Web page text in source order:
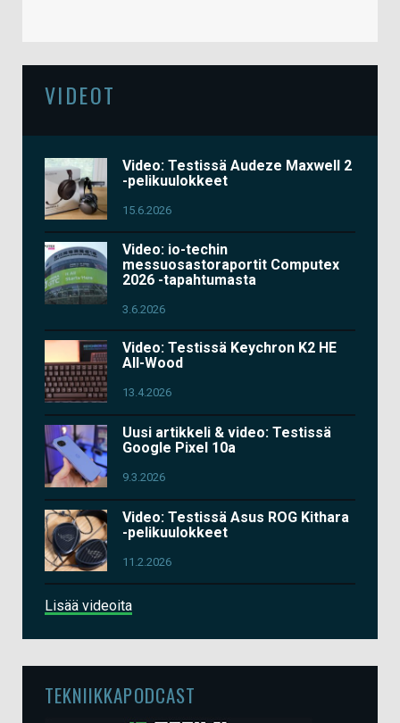
VIDEOT
Video: Testissä Audeze Maxwell 2
-pelikuulokkeet
15.6.2026
Video: io-techin
messuosastoraportit Computex
2026 -tapahtumasta
3.6.2026
Video: Testissä Keychron K2 HE
All-Wood
13.4.2026
Uusi artikkeli & video: Testissä
Google Pixel 10a
9.3.2026
Video: Testissä Asus ROG Kithara
-pelikuulokkeet
11.2.2026
Lisää videoita
TEKNIIKKAPODCAST